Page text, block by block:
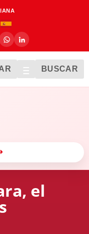
BUSCAR
el